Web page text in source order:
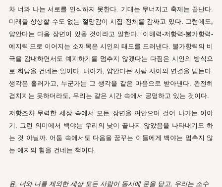
차 너와 나는 서로를 인식하지 못한다. 기대는 무너지고 축제는 끝난다.
미래를 상상할 수도 없는 절망감이 시집 전체를 감싸고 있다. 그럼에도,
양안다는 다음 장면이 있을 것이라고 말한다. ‘이해력-저항력-불가항력-
예지력’으로 이어지는 소제목은 시인의 태도를 드러낸다. 불가항력의 비
극을 감내하면서도 예지하기를 멈추지 않겠다는 다짐은 시인의 방식으
로 희망을 건네는 일이다. 나아가, 양안다는 사람 사이의 연결을 믿는다.
생각은 흘러가고, 누군가는 그 생각을 같은 마음으로 받아낸다. 완전히
겹치지는 못하더라도, 우리는 같은 시간 속에서 공명하고 있는 것이다.
저항조차 무력한 세상 속에서 모든 장면을 껴안으며 걸어 나가는 이야
기. 그런 의미에서 백야는 우리의 낮이 끝나지 않았음을 나타내기도 하
는 것 아닐까. 어둠 속에서도 다음을 꿈꾸는 이들에게 백야는 멈추지 않
는 예지의 힘을 건네는 책이다.
윤, 너와 나를 제외한 세상 모든 사람이 동시에 문을 닫고, 우리는 소수